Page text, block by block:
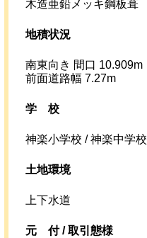
木造亜鉛メッキ鋼板葺
地積状況
南東向き 間口 10.909m
前面道路幅 7.27m
学校
神楽小学校 / 神楽中学校
土地環境
上下水道
元 付 /取引態様